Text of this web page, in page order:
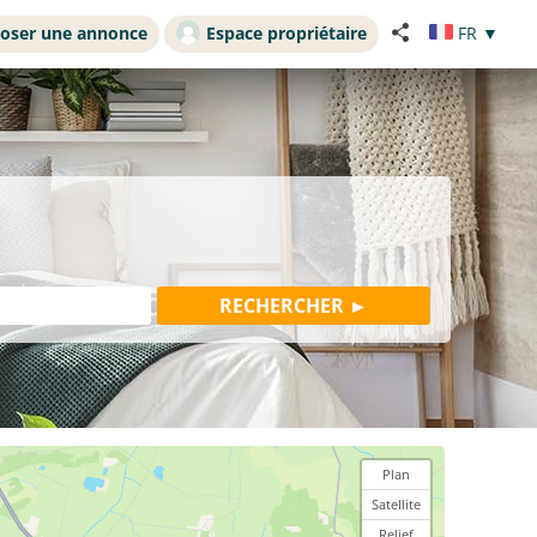
une annonce Espace propriétaire FR ▼
Plan
Satellite